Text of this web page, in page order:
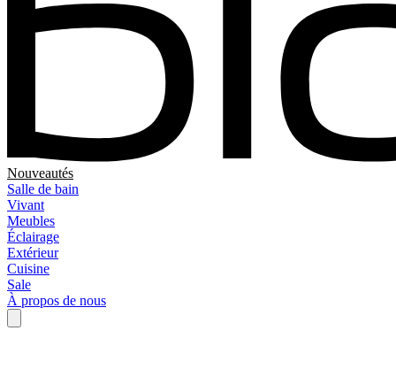
Nouveautés
Salle de bain
Vivant
Meubles
Éclairage
Extérieur
Cuisine
Sale
À propos de nous